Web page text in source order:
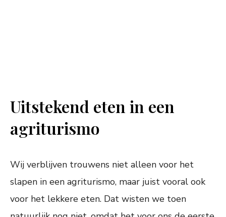
Uitstekend eten in een
agriturismo
Wij verblijven trouwens niet alleen voor het
slapen in een agriturismo, maar juist vooral ook
voor het lekkere eten. Dat wisten we toen